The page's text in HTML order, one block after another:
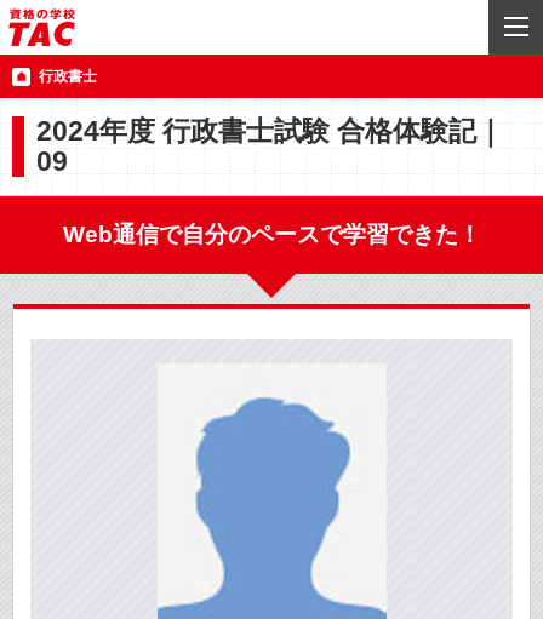
行政書士
2024年度 行政書士試験 合格体験記｜
09
Web通信で自分のペースで学習できた！